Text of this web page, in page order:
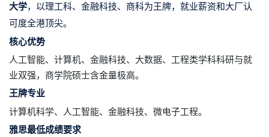
大学，以理工科、金融科技、商科为王牌，就业薪资和大厂认
可度全港顶尖。
核心优势
人工智能、计算机、金融科技、大数据、工程类学科科研与就
业双强，商学院硕士含金量极高。
王牌专业
计算机科学、人工智能、金融科技、微电子工程。
雅思最低成绩要求